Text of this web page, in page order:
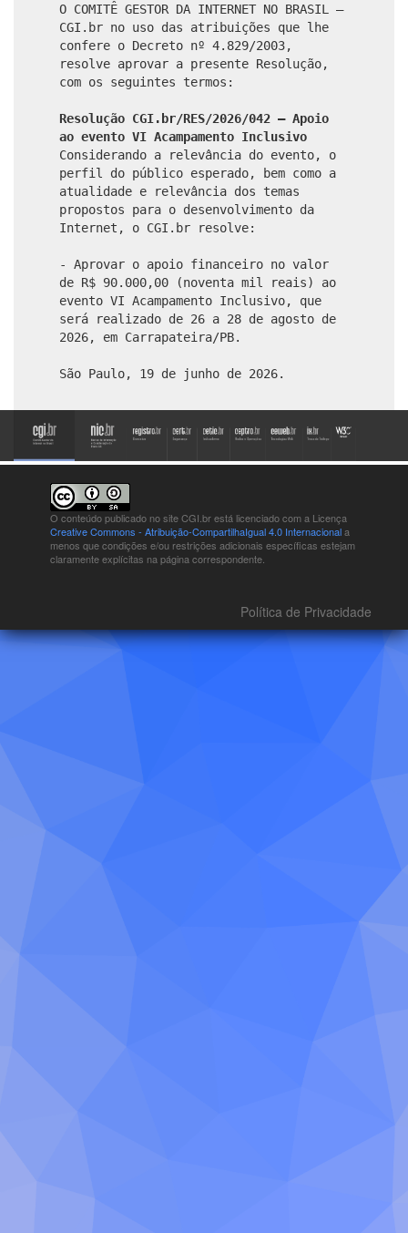
O COMITÊ GESTOR DA INTERNET NO BRASIL –
CGI.br no uso das atribuições que lhe
confere o Decreto nº 4.829/2003,
resolve aprovar a presente Resolução,
com os seguintes termos:
Resolução CGI.br/RES/2026/042 – Apoio
ao evento VI Acampamento Inclusivo
Considerando a relevância do evento, o
perfil do público esperado, bem como a
atualidade e relevância dos temas
propostos para o desenvolvimento da
Internet, o CGI.br resolve:
- Aprovar o apoio financeiro no valor
de R$ 90.000,00 (noventa mil reais) ao
evento VI Acampamento Inclusivo, que
será realizado de 26 a 28 de agosto de
2026, em Carrapateira/PB.
São Paulo, 19 de junho de 2026.
O conteúdo publicado no site CGI.br está licenciado com a Licença
Creative Commons - Atribuição-CompartilhaIgual 4.0 Internacionala
menos que condições e/ou restrições adicionais específicas estejam
claramente explícitas na página correspondente.
Política de Privacidade